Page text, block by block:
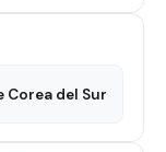
Corea del Sur